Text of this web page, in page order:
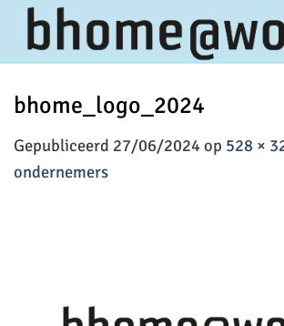
inhoud
bhome_logo_2024
Gepubliceerd 27/06/2024op 528 ×
ondernemers